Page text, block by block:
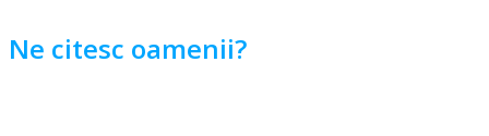
Ne citesc oamenii?